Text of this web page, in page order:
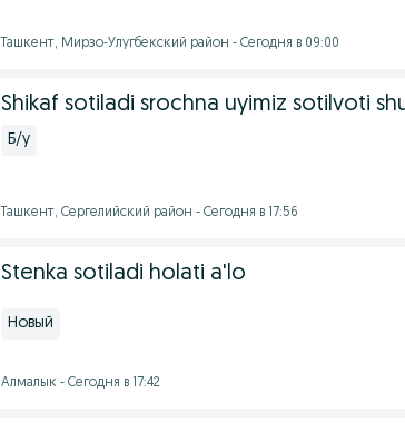
Ташкент, Мирзо-Улугбекский район - Сегодня в 09:00
Shikaf sotiladi srochna uyimiz sotilvoti
Б/у
Ташкент, Сергелийский район - Сегодня в 17:56
Stenka sotiladi holati a'lo
Новый
Алмалык - Сегодня в 17:42